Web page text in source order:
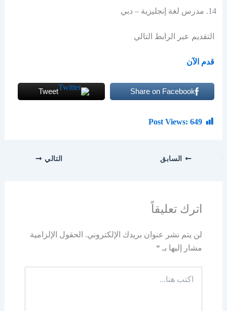
مدرس لغة إنجليزية – دبي
التقديم عبر الرابط التالي
قدم الآن
Share on Facebook
Tweet
Post Views: 649
السابق التالي
اترك تعليقاً
لن يتم نشر عنوان بريدك الإلكتروني. الحقول الإلزامية
مشار إليها بـ *
هنا...